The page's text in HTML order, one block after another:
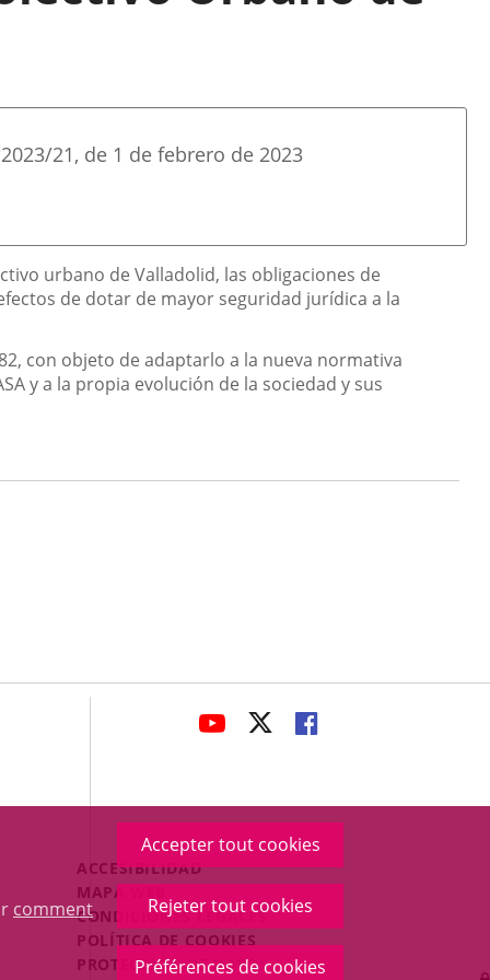
comment
Accepter tout cookies
Rejeter tout cookies
Préférences de cookies
2023/21, de 1 de febrero de 2023
urbano de Valladolid, las obligaciones de
de dotar de mayor seguridad jurídica a la
con objeto de adaptarlo a la nueva normativa
y a la propia evolución de la sociedad y sus
ENLACE
APLICACIÓN
EXTERNA.
ENLACE
APLICACIÓN
EXTERNA.
ENLACE
APLICACIÓN
EXTERNA.
Menú
Legal
Footer
ACCESIBILIDAD
MAPA WEB
CONDICIONES LEGALES
POLÍTICA DE COOKIES
PROTECCIÓN DE DATOS